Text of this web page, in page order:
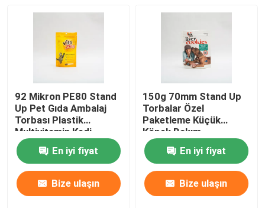
92 Mikron PE80 Stand
Up Pet Gıda Ambalaj
Torbası Plastik
Multivitamin Kedi
Maması Paketi
En iyi fiyat
Bize ulaşın
150g 70mm Stand Up
Torbalar Özel
Paketleme Küçük
Köpek Bakım
Paketleme Torbaları
En iyi fiyat
Bize ulaşın